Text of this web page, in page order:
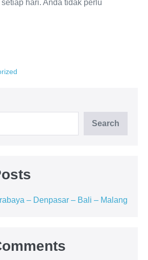
hari. Anda tidak perlu
Search
– Denpasar – Bali – Malang